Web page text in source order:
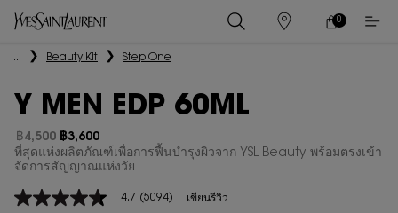
ร้าน
ค้า
ตะกร้า
0
0 PRODUCT IN
เนื้อหาหลัก
... Beauty Kit Step One
Y MEN EDP 60ML
ราคาเก่า
฿4,500
ราคาใหม่
฿3,600
ที่สุดแห่งผลิตภัณฑ์เพื่อการฟื้นบำรุงผิวจาก YSL Beauty พร้อมตรงเข้า
จัดการสัญญาณแห่งวัย
4.7
4.7 (5094) เขียนรีวิว